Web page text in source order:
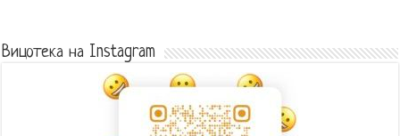
Вицотека на Instagram